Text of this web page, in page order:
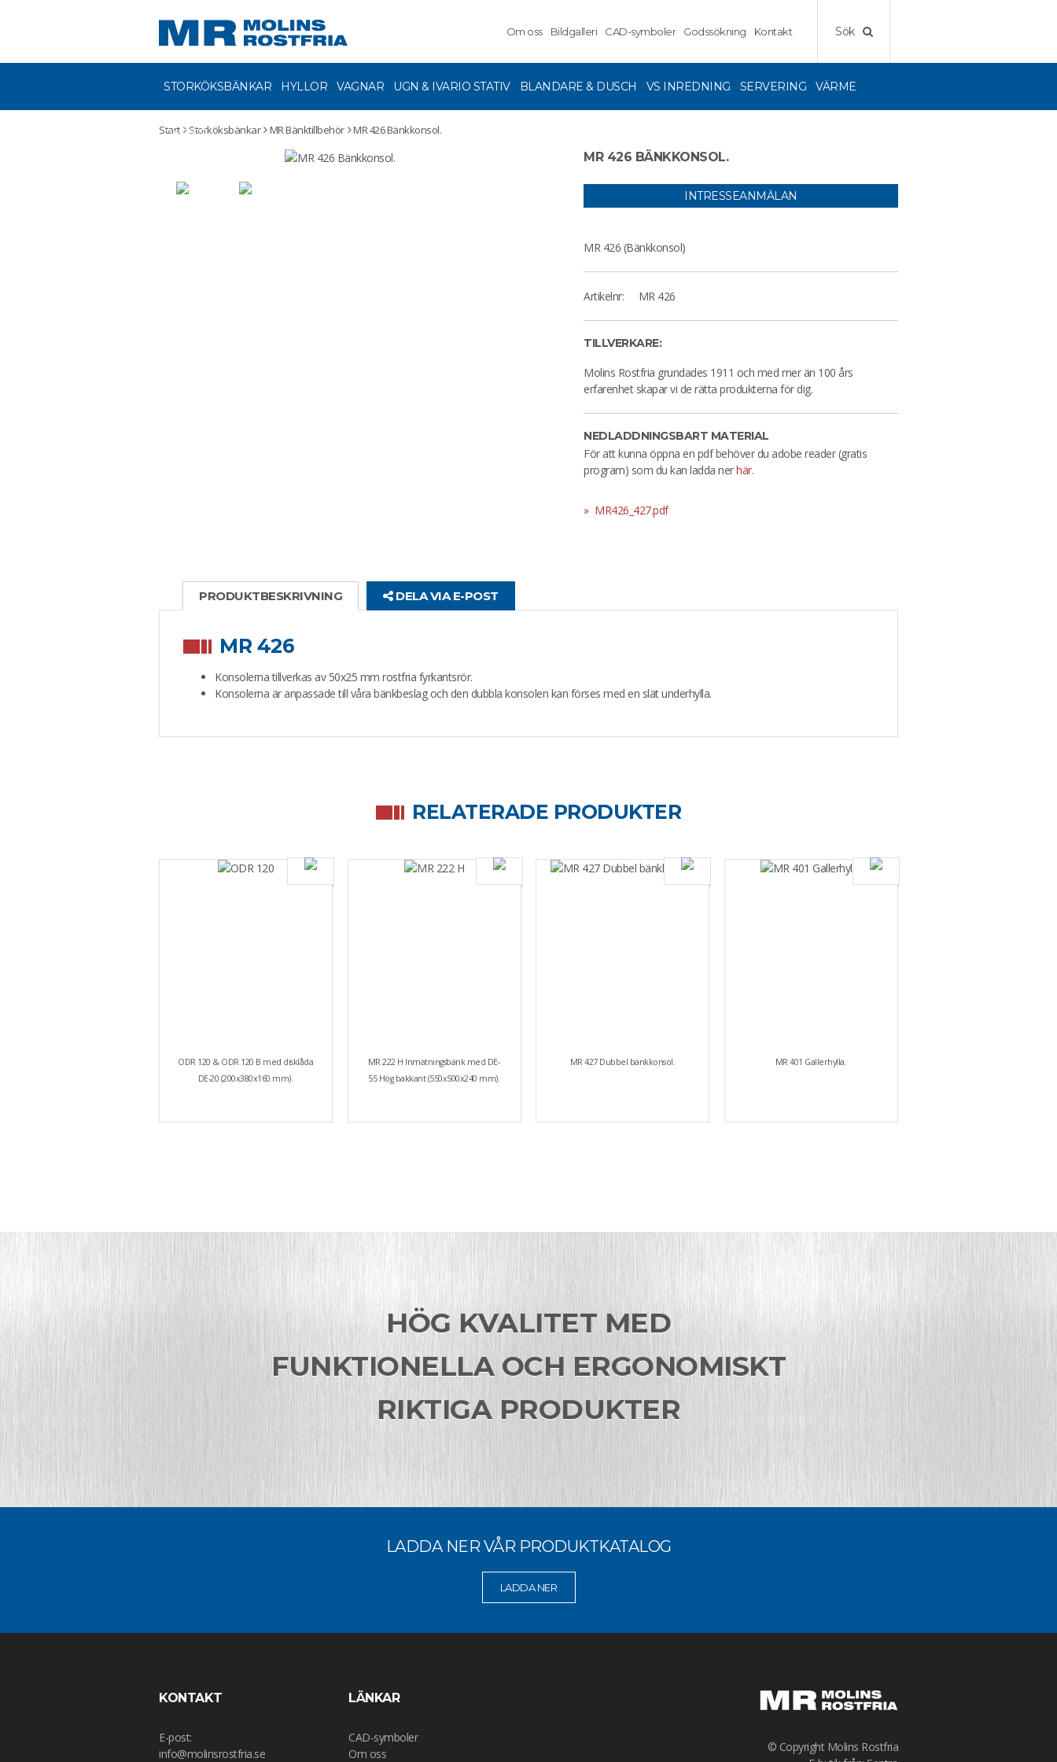
Om oss Bildgalleri CAD-symboler Godssökning Kontakt Sök
STORKÖKSBÄNKAR HYLLOR VAGNAR UGN & IVARIO STATIV BLANDARE & DUSCH VS INREDNING SERVERING VÄRME
ÖVRIGT
Start Storköksbänkar MR Bänktillbehör MR 426 Bänkkonsol.
MR 426 BÄNKKONSOL.
INTRESSEANMÄLAN
MR 426 (Bänkkonsol)
Artikelnr: MR 426
TILLVERKARE:
Molins Rostfria grundades 1911 och med mer än 100 års
erfarenhet skapar vi de rätta produkterna för dig.
NEDLADDNINGSBART MATERIAL
För att kunna öppna en pdf behöver du adobe reader (gratis
program) som du kan ladda nerhär.
MR426_427.pdf
PRODUKTBESKRIVNING DELA VIA E-POST
MR 426
Konsolerna tillverkas av 50x25 mm rostfria fyrkantsrör.
Konsolerna är anpassade till våra bänkbeslag och den dubbla konsolen kan förses med en slät underhylla.
RELATERADE PRODUKTER
ODR 120 & ODR 120 B med disklåda
DE-20 (200x380x160 mm).
MR 222 H Inmatningsbänk med DE-
55 Hög bakkant (550x500x240 mm).
MR 427 Dubbel bänkkonsol. MR 401 Gallerhylla.
HÖG KVALITET MED
FUNKTIONELLA OCH ERGONOMISKT
RIKTIGA PRODUKTER
LADDA NER VÅR PRODUKTKATALOG
LADDA NER
KONTAKT
E-post:
info@molinsrostfria.se
LÄNKAR
CAD-symboler
Om oss
© Copyright Molins Rostfria